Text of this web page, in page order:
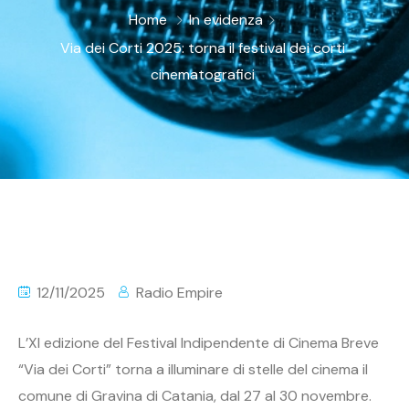
Home
In evidenza
Via dei Corti 2025: torna il festival dei corti
cinematografici
12/11/2025 Radio Empire
L’XI edizione del Festival Indipendente di Cinema Breve
“Via dei Corti” torna a illuminare di stelle del cinema il
comune di Gravina di Catania, dal 27 al 30 novembre.